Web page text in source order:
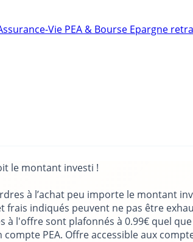
Vie PEA & Bourse Epargne
le montant investi !
à l’achat peu importe le montant
indiqués peuvent ne pas être
à l'offre sont plafonnés à 0.99€ quel
PEA. Offre accessible aux